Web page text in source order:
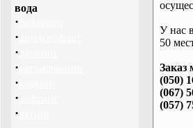
вода
·
·
·
·
·
·
·
У нас
50
Заказ
(050)
(067)
(057)